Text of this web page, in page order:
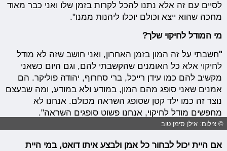
לסיים עם זה אלא נתנו להכל לקרות בזמן שלו ואני כבר מאוד
מחכה שהוא ייצא וכולם יוכלו ליהנות ממנו".
מי המודל לחיקוי שלך?
"חשבתי על זה המון בזמן האחרון, ואני חושב שזה לא מודל
לחיקוי אלא כל האומנים שהקשבתי להם, וגם היום כשאני
מקשיב להם כמו עידן רייכל, ברי סחרוף, יהודה פוליקר. הם
אמנים שאני סופג מהם המון, במודע ולא במודע, ומה שבעצם
נוצר זה כמו ילד קטן שסופג השראה מכולם. אנחנו לא
מחפשים מודל לחיקוי, אנחנו פשוט סופגים השראה".
© צילום: אילן סימן טוב
אם היית יכול לבחור כל אמן ולבצע איתו דואט, במי היית